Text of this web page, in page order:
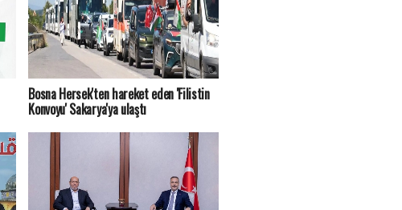
Bosna Hersek'ten hareket eden 'Filistin
Konvoyu' Sakarya'ya ulaştı